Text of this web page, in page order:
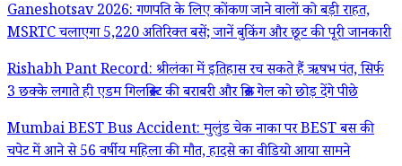
Ganeshotsav 2026: गणपति के लिए कोंकण जाने वालों को बड़ी राहत,
MSRTC चलाएगा 5,220 अतिरिक्त बसें; जानें बुकिंग और छूट की पूरी जानकारी
Rishabh Pant Record: श्रीलंका में इतिहास रच सकते हैं ऋषभ पंत, सिर्फ
3 छक्के लगाते ही एडम गिलक्रिस्ट की बराबरी और क्रिस गेल को छोड़ देंगे पीछे
Mumbai BEST Bus Accident: मुलुंड चेक नाका पर BEST बस की
चपेट में आने से 56 वर्षीय महिला की मौत, हादसे का वीडियो आया सामने